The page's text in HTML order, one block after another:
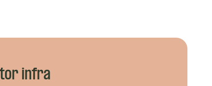
infra